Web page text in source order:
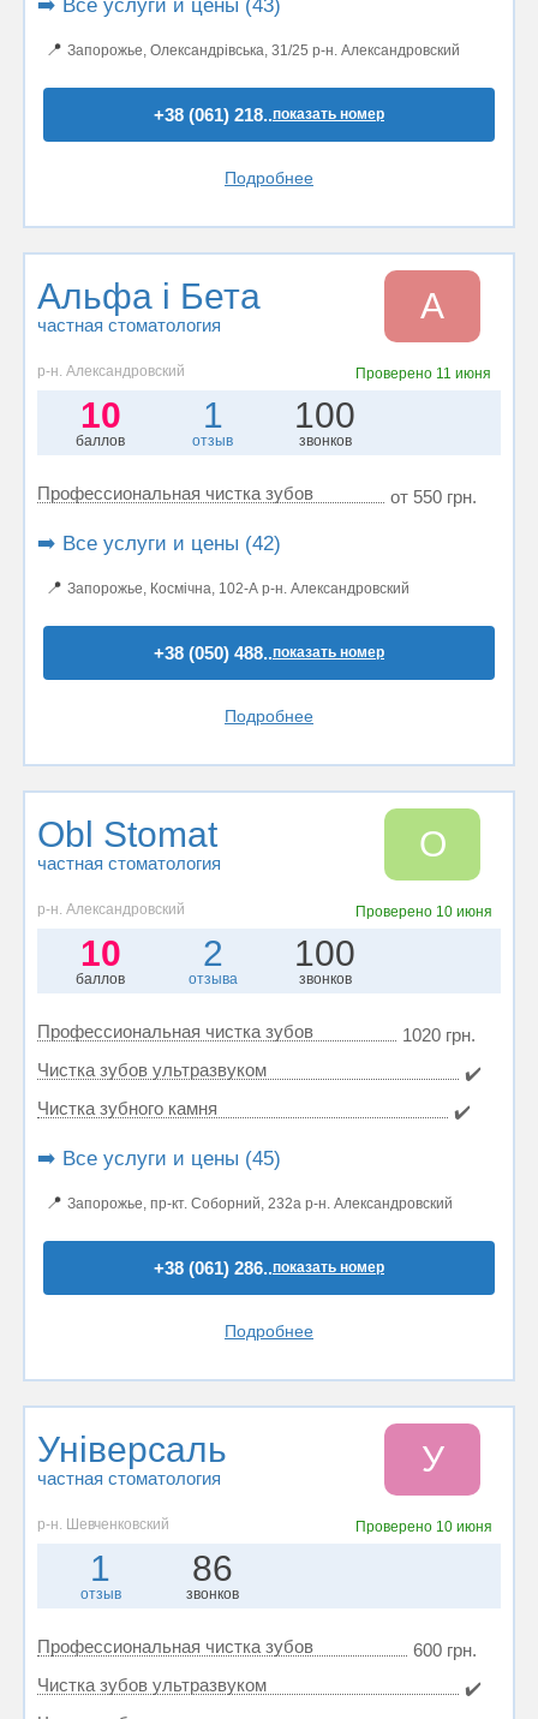
➡️ Все услуги и цены (43)
📍 Запорожье, Олександрівська, 31/25 р-н. Александровский
+38 (061) 218..показать номер
Подробнее
Альфа і Бета
частная стоматология А
р-н. Александровский Проверено 11 июня
10
баллов
1
отзыв
100
звонков
Профессиональная чистка зубов от 550 грн.
➡️ Все услуги и цены (42)
📍 Запорожье, Космічна, 102-А р-н. Александровский
+38 (050) 488..показать номер
Подробнее
Obl Stomat
частная стоматология O
р-н. Александровский Проверено 10 июня
10
баллов
2
отзыва
100
звонков
Профессиональная чистка зубов
1020 грн.
Чистка зубов ультразвуком
✔️
Чистка зубного камня
✔️
➡️ Все услуги и цены (45)
📍 Запорожье, пр-кт. Соборний, 232а р-н. Александровский
+38 (061) 286..показать номер
Подробнее
Універсаль
частная стоматология У
р-н. Шевченковский Проверено 10 июня
1
отзыв
86
звонков
Профессиональная чистка зубов
600 грн.
Чистка зубов ультразвуком
✔️